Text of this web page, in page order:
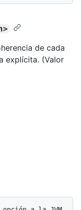
de cada
explícita. (Valor